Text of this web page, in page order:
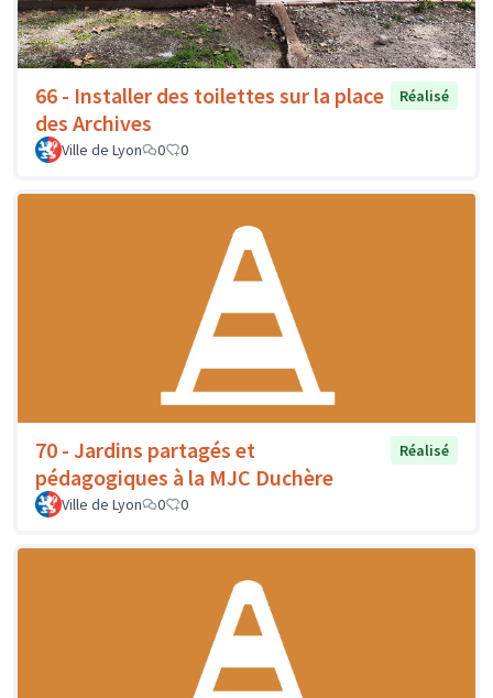
66 - Installer des toilettes sur la place
des Archives
Réalisé
Ville de Lyon 0 0
70 - Jardins partagés et
pédagogiques à la MJC Duchère
Réalisé
Ville de Lyon 0 0